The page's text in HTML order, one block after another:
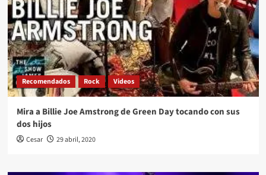
Recomendados Rock Videos
Mira a Billie Joe Amstrong de Green Day tocando con sus
dos hijos
Cesar 29 abril, 2020